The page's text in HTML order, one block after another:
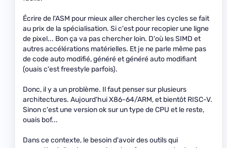
Écrire de l'ASM pour mieux aller chercher les cycles se fait
au prix de la spécialisation. Si c'est pour recopier une ligne
de pixel... Bon ça va pas chercher loin. D'où les SIMD et
autres accélérations matérielles. Et je ne parle même pas
de code auto modifié, généré et généré auto modifiant
(ouais c'est freestyle parfois).
Donc, il y a un problème. Il faut penser sur plusieurs
architectures. Aujourd'hui X86-64/ARM, et bientôt RISC-V.
Sinon c'est une version ok sur un type de CPU et le reste,
ouais bof...
Dans ce contexte, le besoin d'avoir des outils qui